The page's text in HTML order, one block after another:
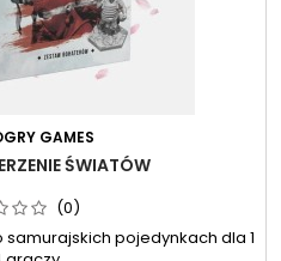
GAMES
ŚWIATÓW
(0)
pojedynkach dla 1